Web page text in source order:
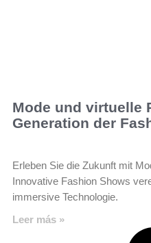
Mode und virtuelle
Generation der
Erleben Sie die Zukunft mit
Innovative Fashion Shows
immersive Technologie.
Leer más »